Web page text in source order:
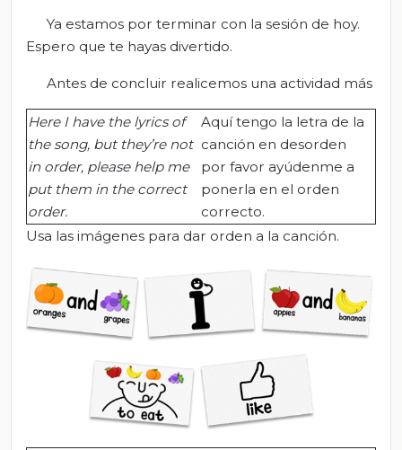
Ya estamos por terminar con la sesión de hoy.
Espero que te hayas divertido.
Antes de concluir realicemos una actividad más
Here I have the lyrics of
the song, but they’re not
in order, please help me
put them in the correct
order.
Aquí tengo la letra de la
canción en desorden
por favor ayúdenme a
ponerla en el orden
correcto.
Usa las imágenes para dar orden a la canción.